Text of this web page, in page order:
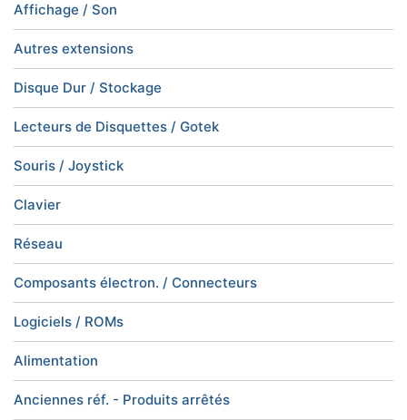
Affichage / Son
Autres extensions
Disque Dur / Stockage
Lecteurs de Disquettes / Gotek
Souris / Joystick
Clavier
Réseau
Composants électron. / Connecteurs
Logiciels / ROMs
Alimentation
Anciennes réf. - Produits arrêtés